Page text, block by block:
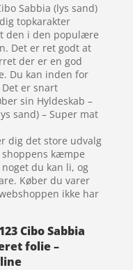
Sabbia (lys sand)
topkarakter
den i den populære
Det er ret godt at
der er en god
Du kan inden for
er snart
sin Hyldeskab –
sand) – Super mat
dig det store udvalg
kæmpe
du kan li, og
Køber du varer
ikke har
Cibo Sabbia
folie –